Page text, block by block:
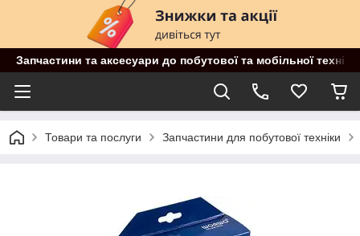
Запчастини та аксесуари до побутової та мобільної
Товари та послуги Запчастини для побутової техніки